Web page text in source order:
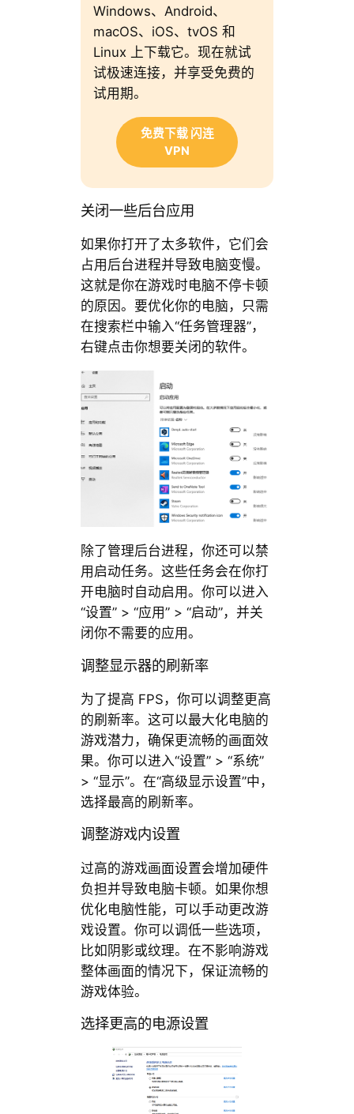
Windows、Android、
macOS、iOS、tvOS 和
Linux 上下载它。现在就试
试极速连接，并享受免费的
试用期。
免费下载 闪连
VPN
关闭一些后台应用
如果你打开了太多软件，它们会
占用后台进程并导致电脑变慢。
这就是你在游戏时电脑不停卡顿
的原因。要优化你的电脑，只需
在搜索栏中输入“任务管理器”，
右键点击你想要关闭的软件。
除了管理后台进程，你还可以禁
用启动任务。这些任务会在你打
开电脑时自动启用。你可以进入
“设置” > “应用” > “启动”，并关
闭你不需要的应用。
调整显示器的刷新率
为了提高 FPS，你可以调整更高
的刷新率。这可以最大化电脑的
游戏潜力，确保更流畅的画面效
果。你可以进入“设置” > “系统”
> “显示”。在“高级显示设置”中，
选择最高的刷新率。
调整游戏内设置
过高的游戏画面设置会增加硬件
负担并导致电脑卡顿。如果你想
优化电脑性能，可以手动更改游
戏设置。你可以调低一些选项，
比如阴影或纹理。在不影响游戏
整体画面的情况下，保证流畅的
游戏体验。
选择更高的电源设置